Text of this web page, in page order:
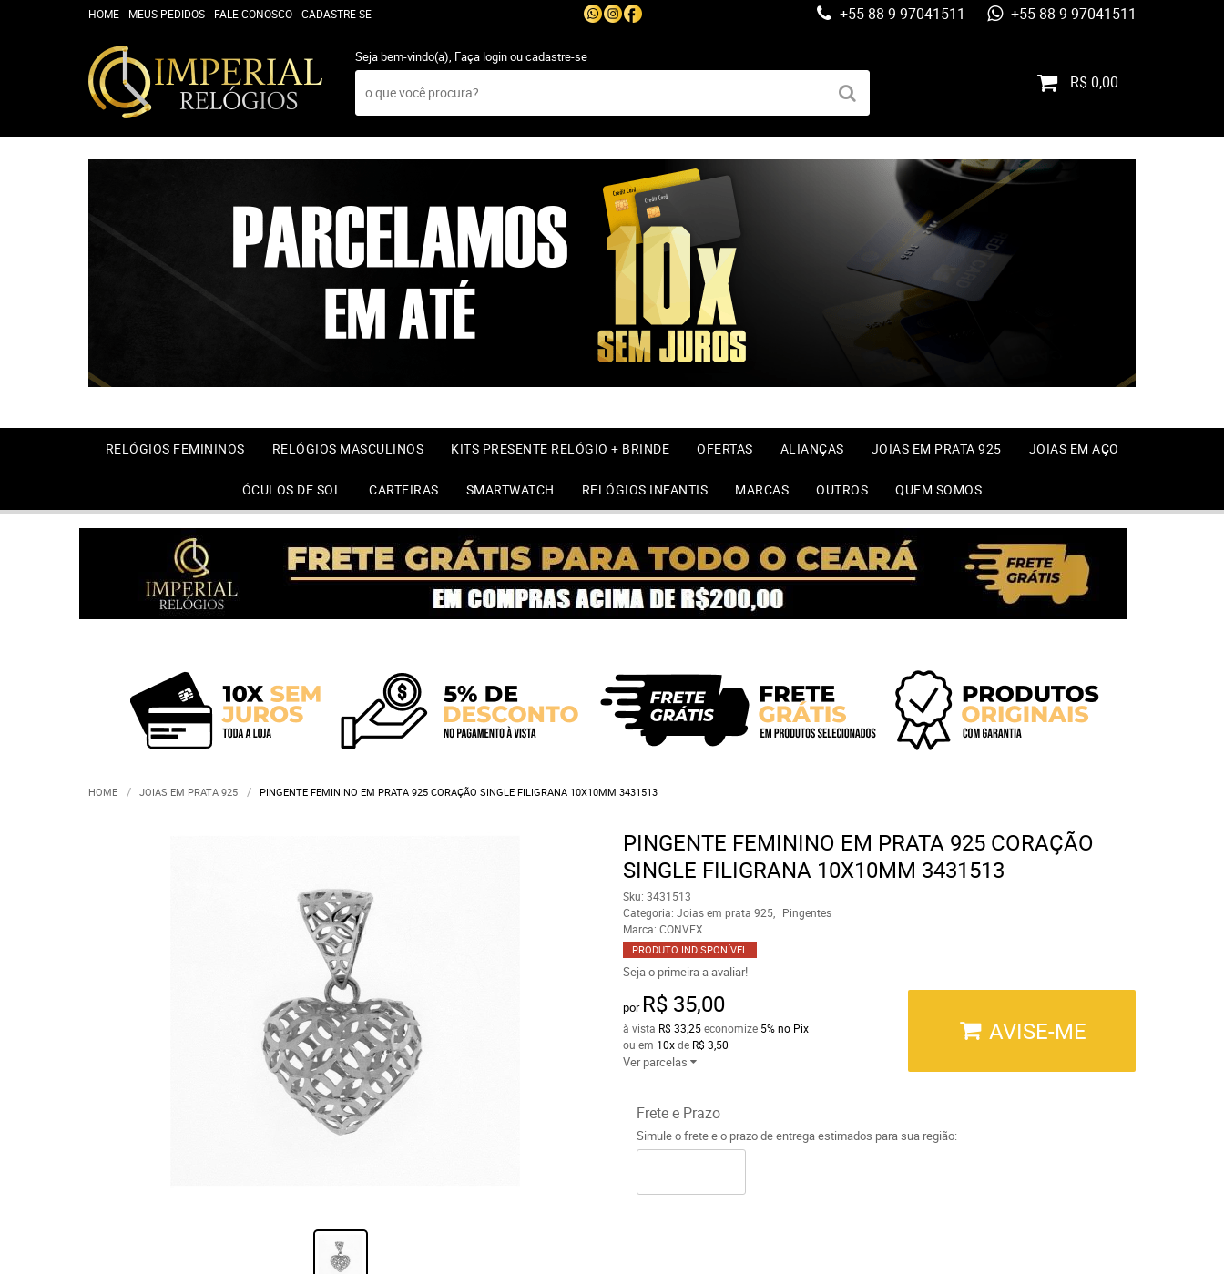
HOME MEUS PEDIDOS FALE CONOSCO CADASTRE-SE +55 88 9 97041511 +55 88 9 97041511
Seja bem-vindo(a), Faça loginoucadastre-se
R$ 0,00
RELÓGIOS FEMININOS RELÓGIOS MASCULINOS KITS PRESENTE RELÓGIO + BRINDE OFERTAS ALIANÇAS JOIAS EM PRATA 925 JOIAS EM AÇO
ÓCULOS DE SOL CARTEIRAS SMARTWATCH RELÓGIOS INFANTIS MARCAS OUTROS QUEM SOMOS
HOME JOIAS EM PRATA 925 PINGENTE FEMININO EM PRATA 925 CORAÇÃO SINGLE FILIGRANA 10X10MM 3431513
PINGENTE FEMININO EM PRATA 925 CORAÇÃO
SINGLE FILIGRANA 10X10MM 3431513
Sku: 3431513
Categoria: Joias em prata 925
Pingentes
Marca: CONVEX
PRODUTO INDISPONÍVEL
Seja o primeira a avaliar!
por R$ 35,00
à vista R$ 33,25economize 5% no Pix
ou em 10xde R$ 3,50
Ver parcelas
AVISE-ME
Frete e Prazo
Simule o frete e o prazo de entrega estimados para sua região: